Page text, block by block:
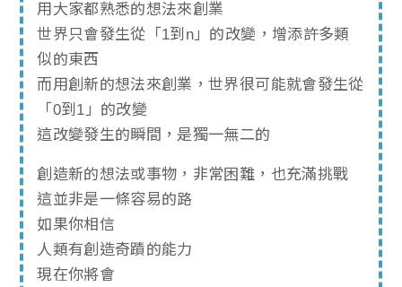
用大家都熟悉的想法來創業
世界只會發生從「1到n」的改變，增添許多類
似的東西
而用創新的想法來創業，世界很可能就會發生從
「0到1」的改變
這改變發生的瞬間，是獨一無二的
創造新的想法或事物，非常困難，也充滿挑戰
這並非是一條容易的路
如果你相信
人類有創造奇蹟的能力
現在你將會